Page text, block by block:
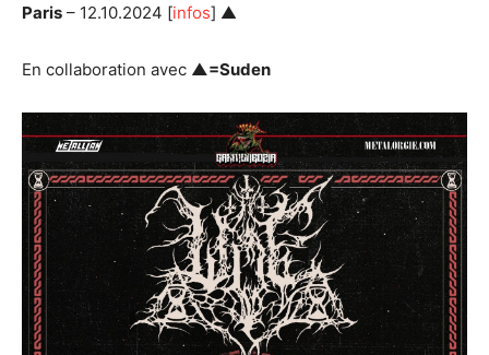
Paris – 12.10.2024 [infos] ▲
En collaboration avec ▲=Suden